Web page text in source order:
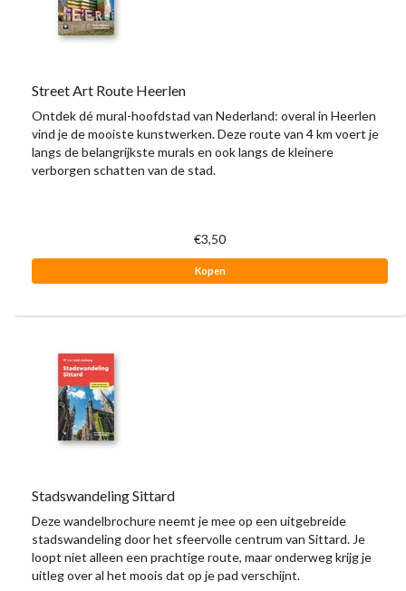
Street Art Route Heerlen
Ontdek dé mural-hoofdstad van Nederland: overal in Heerlen
vind je de mooiste kunstwerken. Deze route van 4 km voert je
langs de belangrijkste murals en ook langs de kleinere
verborgen schatten van de stad.
€3,50
Kopen
Stadswandeling Sittard
Deze wandelbrochure neemt je mee op een uitgebreide
stadswandeling door het sfeervolle centrum van Sittard. Je
loopt niet alleen een prachtige route, maar onderweg krijg je
uitleg over al het moois dat op je pad verschijnt.